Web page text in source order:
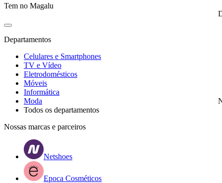
Tem no Magalu
Departamentos
Celulares e Smartphones
TV e Vídeo
Eletrodomésticos
Móveis
Informática
Moda
Todos os departamentos
Nossas marcas e parceiros
Netshoes
Epoca Cosméticos